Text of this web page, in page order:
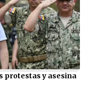
protestas y asesina